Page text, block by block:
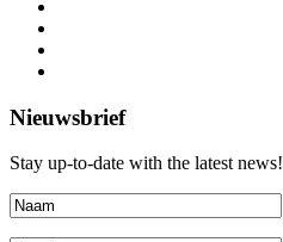
Nieuwsbrief
Stay up-to-date with the latest news!